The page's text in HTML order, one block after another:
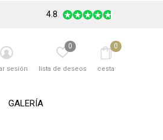
GALERÍA
sesión lista de deseos
0
cesta
0
4.8